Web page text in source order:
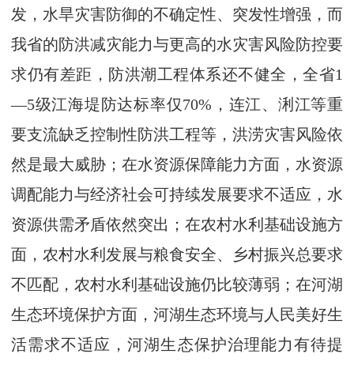
发，水旱灾害防御的不确定性、突发性增强，而
我省的防洪减灾能力与更高的水灾害风险防控要
求仍有差距，防洪潮工程体系还不健全，全省1
—5级江海堤防达标率仅70%，连江、浰江等重
要支流缺乏控制性防洪工程等，洪涝灾害风险依
然是最大威胁；在水资源保障能力方面，水资源
调配能力与经济社会可持续发展要求不适应，水
资源供需矛盾依然突出；在农村水利基础设施方
面，农村水利发展与粮食安全、乡村振兴总要求
不匹配，农村水利基础设施仍比较薄弱；在河湖
生态环境保护方面，河湖生态环境与人民美好生
活需求不适应，河湖生态保护治理能力有待提